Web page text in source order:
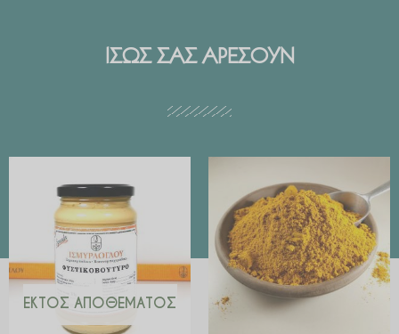
ΙΣΩΣ ΣΑΣ ΑΡΕΣΟΥΝ
ΕΚΤΌΣ ΑΠΟΘΈΜΑΤΟΣ
range:
€ 2.99
through
€ 29.90